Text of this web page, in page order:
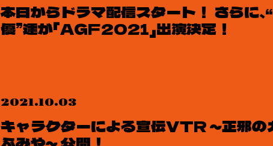
本日からドラマ配信スタート！ さらに、
優”達が「AGF2021」出演決定！
2021.10.03
キャラクターによる宣伝VTR ～正邪の